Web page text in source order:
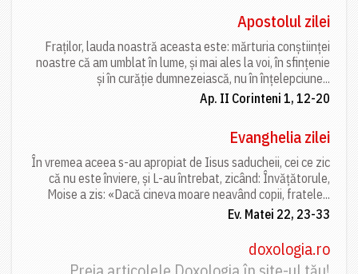
Apostolul zilei
Fraților, lauda noastră aceasta este: mărturia conștiinței
noastre că am umblat în lume, și mai ales la voi, în sfințenie
și în curăție dumnezeiască, nu în înțelepciune...
Ap. II Corinteni 1, 12-20
Evanghelia zilei
În vremea aceea s-au apropiat de Iisus saducheii, cei ce zic
că nu este înviere, și L-au întrebat, zicând: Învățătorule,
Moise a zis: «Dacă cineva moare neavând copii, fratele...
Ev. Matei 22, 23-33
doxologia.ro